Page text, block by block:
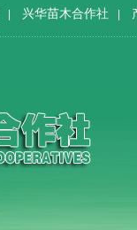
兴华苗木合作社